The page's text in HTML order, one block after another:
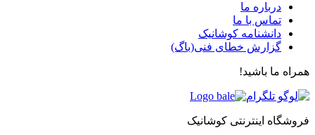
درباره ما
تماس با ما
دانشنامه کوشانیک
گزارش خطای فنی(باگ)
همراه ما باشید!
فروشگاه اینترنتی کوشانیک